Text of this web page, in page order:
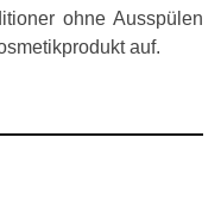
ohne Ausspülen
auf.